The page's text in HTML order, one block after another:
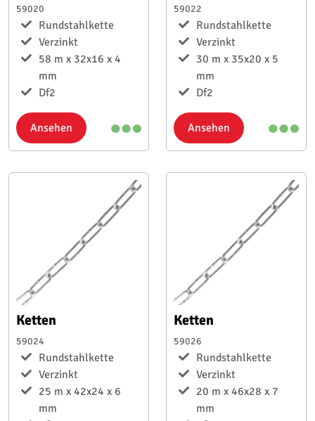
59020
Rundstahlkette
Verzinkt
58 m x 32x16 x 4
mm
Df2
Ansehen
59022
Rundstahlkette
Verzinkt
30 m x 35x20 x 5
mm
Df2
Ansehen
Ketten
59024
Rundstahlkette
Verzinkt
25 m x 42x24 x 6
mm
Ketten
59026
Rundstahlkette
Verzinkt
20 m x 46x28 x 7
mm